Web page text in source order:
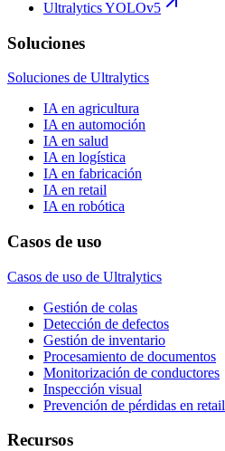
Ultralytics YOLOv5
Soluciones
Soluciones de Ultralytics
IA en agricultura
IA en automoción
IA en salud
IA en logística
IA en fabricación
IA en retail
IA en robótica
Casos de uso
Casos de uso de Ultralytics
Gestión de colas
Detección de defectos
Gestión de inventario
Procesamiento de documentos
Monitorización de conductores
Inspección visual
Prevención de pérdidas en retail
Recursos